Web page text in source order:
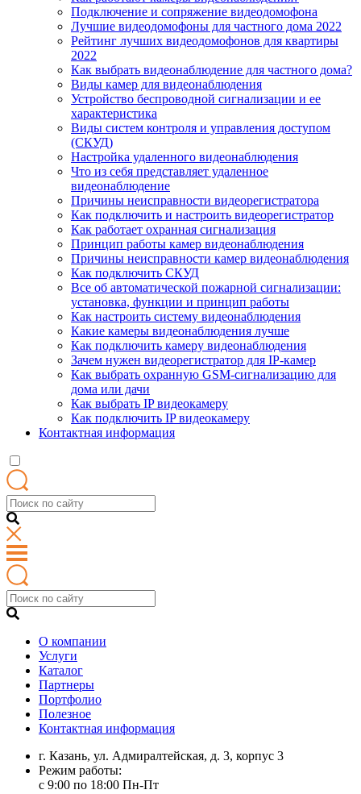
Подключение и сопряжение видеодомофона
Лучшие видеодомофоны для частного дома 2022
Рейтинг лучших видеодомофонов для квартиры
2022
Как выбрать видеонаблюдение для частного дома?
Виды камер для видеонаблюдения
Устройство беспроводной сигнализации и ее
характеристика
Виды систем контроля и управления доступом
(СКУД)
Настройка удаленного видеонаблюдения
Что из себя представляет удаленное
видеонаблюдение
Причины неисправности видеорегистратора
Как подключить и настроить видеорегистратор
Как работает охранная сигнализация
Принцип работы камер видеонаблюдения
Причины неисправности камер видеонаблюдения
Как подключить СКУД
Все об автоматической пожарной сигнализации:
установка, функции и принцип работы
Как настроить систему видеонаблюдения
Какие камеры видеонаблюдения лучше
Как подключить камеру видеонаблюдения
Зачем нужен видеорегистратор для IP-камер
Как выбрать охранную GSM-сигнализацию для
дома или дачи
Как выбрать IP видеокамеру
Как подключить IP видеокамеру
Контактная информация
О компании
Услуги
Каталог
Партнеры
Портфолио
Полезное
Контактная информация
г. Казань, ул. Адмиралтейская, д. 3, корпус 3
Режим работы:
с 9:00 по 18:00 Пн-Пт